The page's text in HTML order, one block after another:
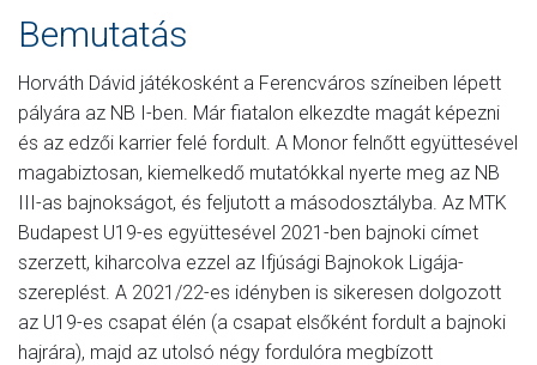
Bemutatás
Horváth Dávid játékosként a Ferencváros színeiben lépett
pályára az NB I-ben. Már fiatalon elkezdte magát képezni
és az edzői karrier felé fordult. A Monor felnőtt együttesével
magabiztosan, kiemelkedő mutatókkal nyerte meg az NB
III-as bajnokságot, és feljutott a másodosztályba. Az MTK
Budapest U19-es együttesével 2021-ben bajnoki címet
szerzett, kiharcolva ezzel az Ifjúsági Bajnokok Ligája-
szereplést. A 2021/22-es idényben is sikeresen dolgozott
az U19-es csapat élén (a csapat elsőként fordult a bajnoki
hajrára), majd az utolsó négy fordulóra megbízott